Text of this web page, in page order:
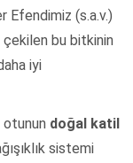
Efendimiz (s.a.v.)
çekilen bu bitkinin
iyi
otunun doğal katil
sistemi